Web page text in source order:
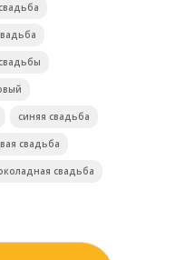
синяя свадьба
свадьба
свадьба